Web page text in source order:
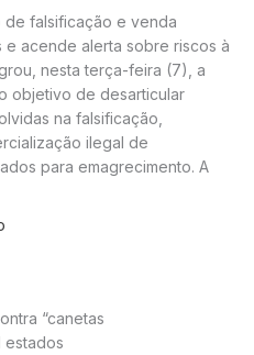
de falsificação e venda
e acende alerta sobre riscos à
nesta terça-feira (7), a
objetivo de desarticular
na falsificação,
ilegal de
para emagrecimento. A
“canetas
estados